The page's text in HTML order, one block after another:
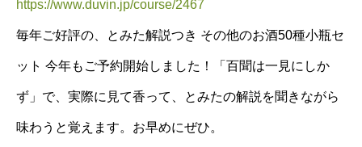
https://www.duvin.jp/course/2467
毎年ご好評の、とみた解説つき その他のお酒50種小瓶セ
ット 今年もご予約開始しました！「百聞は一見にしか
ず」で、実際に見て香って、とみたの解説を聞きながら
味わうと覚えます。お早めにぜひ。